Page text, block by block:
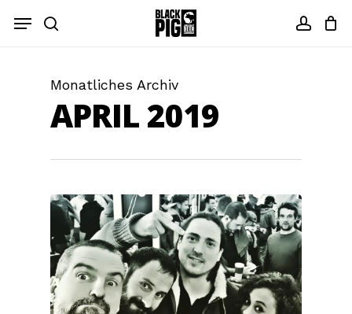
HauptinhaltSuche Konto
Menü
Monatliches Archiv
APRIL 2019